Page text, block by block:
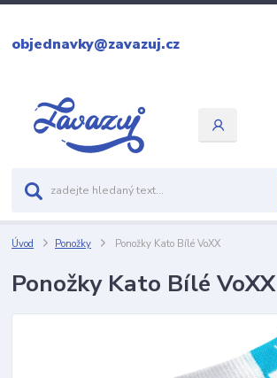
objednavky@zavazuj.cz
Úvod Ponožky Ponožky Kato Bílé VoXX
Ponožky Kato Bílé VoXX